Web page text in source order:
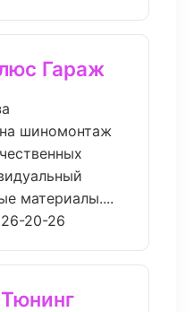
Гараж
шиномонтаж
материалы....
20-26